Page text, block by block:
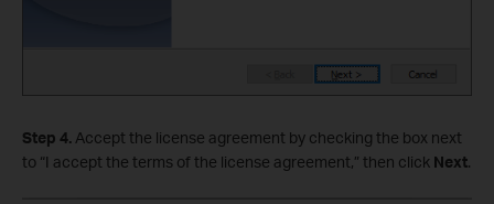
Step 4.Accept the license agreement by checking the box next
to “I accept the terms of the license agreement,” then click Next.